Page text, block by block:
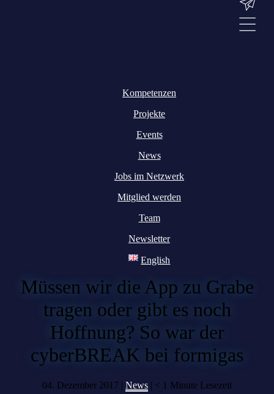
Kompetenzen
Projekte
Events
News
Jobs im Netzwerk
Mitglied werden
Team
Newsletter
English
Müssen wir die App zu Grabe
tragen oder gibt es noch
Hoffnung? So war der
cyberBREAK bei formigas
04. Dezember 2017 | News | < 1 Minute Lesezeit